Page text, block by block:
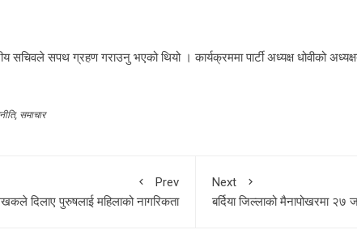
सचिवले सपथ ग्रहण गराउनु भएको थियो । कार्यक्रममा पार्टी अध्यक्ष धोवीको
, समाचार
Prev
दिलाए पुरुषलाई महिलाको नागरिकता
Next
बर्दिया जिल्लाको मैनापोखरमा